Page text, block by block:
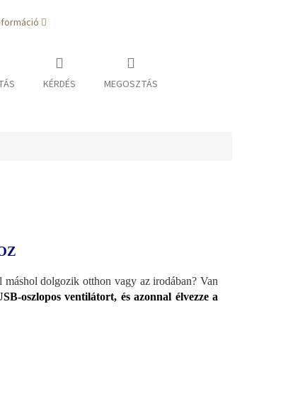
KÉRDÉS MEGOSZTÁS
dolgozik otthon vagy az irodában? Van
oszlopos ventilátort, és azonnal élvezze a